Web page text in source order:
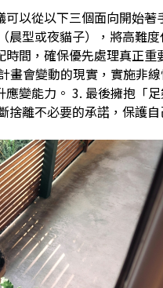
以從以下三個面向開始著
晨型或夜貓子），將高難
間，確保優先處理真正重
畫會變動的現實，實施非
變能力。 3. 最後擁抱「
捨離不必要的承諾，保護